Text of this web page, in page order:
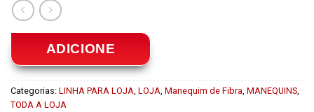
ADICIONE
Categorias: LINHA PARA LOJA LOJA Manequim de Fibra MANEQUINS
TODA A LOJA